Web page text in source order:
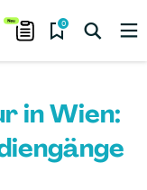
0
in Wien: